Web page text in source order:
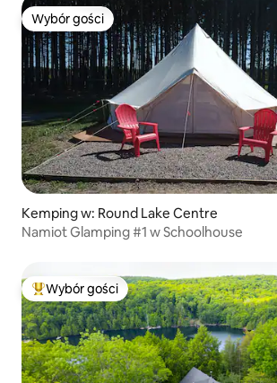
Wybór gości
Wybór gości
Kemping w: Round Lake Centre
Namiot Glamping #1 w Schoolhouse
Najpopularniejsze z kategorii Wybór gości
Wybór gości